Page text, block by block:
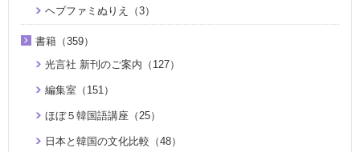
ヘブファミぬりえ（3）
書籍（359）
光言社 新刊のご案内（127）
編集室（151）
ほぼ５韓国語講座（25）
日本と韓国の文化比較（48）